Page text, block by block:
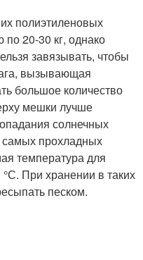
полиэтиленовых
20-30 кг, однако
завязывать, чтобы
вызывающая
большое количество
мешки лучше
солнечных
прохладных
температура для
При хранении в таких
песком.